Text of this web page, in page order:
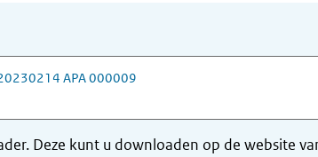
APA 000009
Deze kunt u downloaden op de website